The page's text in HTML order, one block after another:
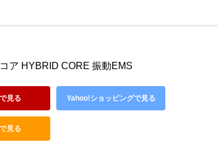
ア HYBRID CORE 振動EMS
見る Yahoo!ショッピングで見る
見る